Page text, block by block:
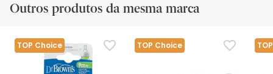
Outros produtos da mesma marca
TOP Choice TOP Choice